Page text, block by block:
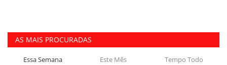
AS MAIS PROCURADAS
Essa Semana Este Mês Tempo Todo